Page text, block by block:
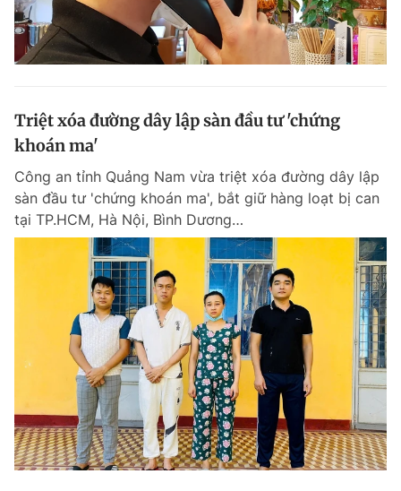
Triệt xóa đường dây lập sàn đầu tư 'chứng
khoán ma'
Công an tỉnh Quảng Nam vừa triệt xóa đường dây lập
sàn đầu tư 'chứng khoán ma', bắt giữ hàng loạt bị can
tại TP.HCM, Hà Nội, Bình Dương…